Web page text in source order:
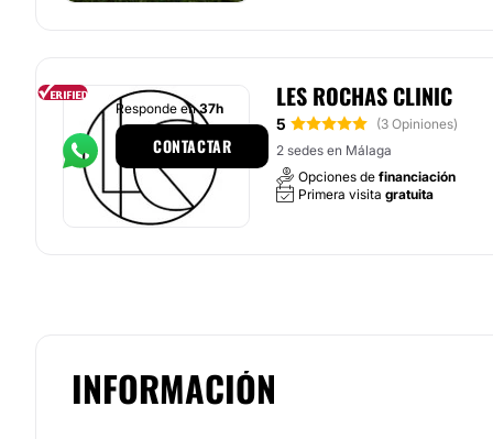
LES ROCHAS CLINIC
5
(3 Opiniones)
2 sedes en Málaga
Opciones de financiación
Primera visita gratuita
Responde en37h
CONTACTAR
INFORMACIÓN